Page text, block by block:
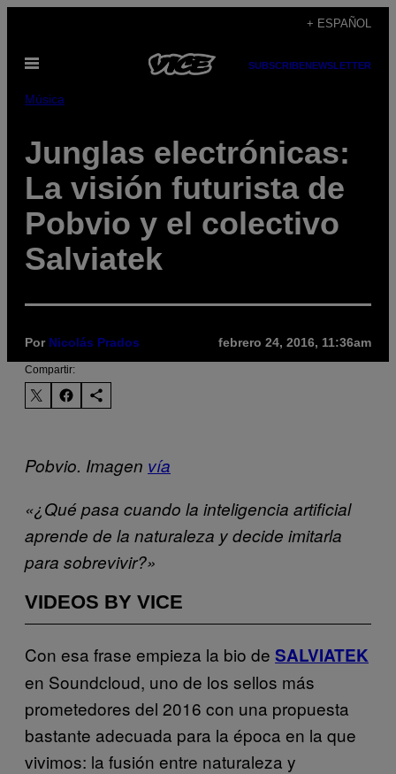
contenido
+ ESPAÑOL
Abrir
SUBSCRIBENEWSLETTER
Música
Junglas electrónicas:
La visión futurista de
Pobvio y el colectivo
Salviatek
Por Nicolás Prados febrero 24, 2016, 11:36am
Compartir:
Pobvio. Imagen vía
«¿Qué pasa cuando la inteligencia artificial
aprende de la naturaleza y decide imitarla
para sobrevivir?»
VIDEOS BY VICE
Con esa frase empieza la bio de SALVIATEK
en Soundcloud, uno de los sellos más
prometedores del 2016 con una propuesta
bastante adecuada para la época en la que
vivimos: la fusión entre naturaleza y